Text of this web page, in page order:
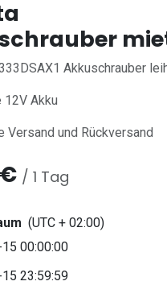
Akkuschrauber
12V Akku
Versand und Rückversand
€ / 1 Tag
(UTC + 02:00)